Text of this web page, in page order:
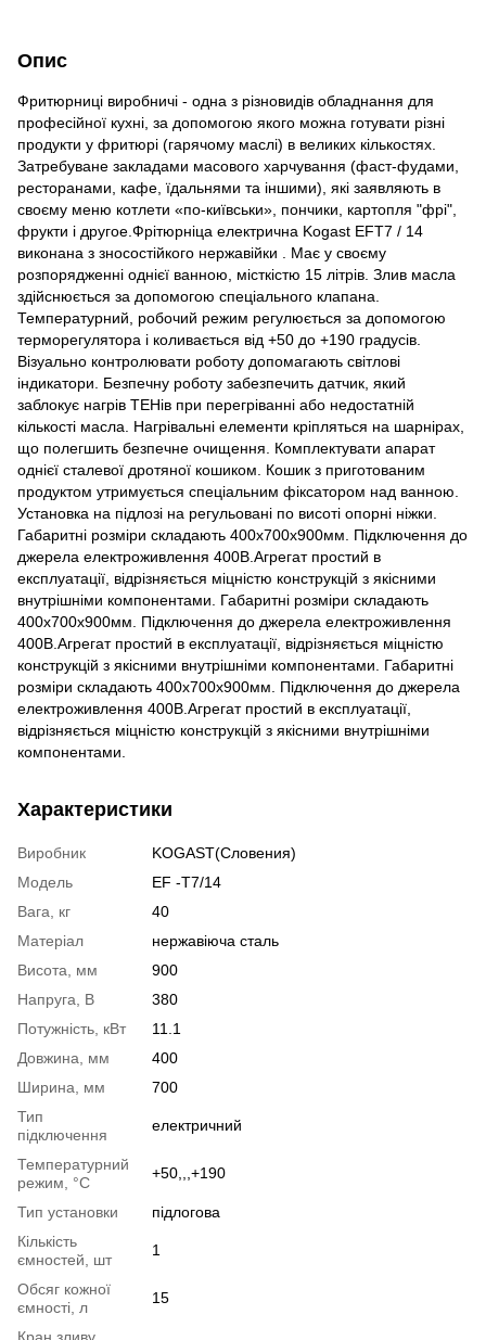
Опис
Фритюрниці виробничі - одна з різновидів обладнання для
професійної кухні, за допомогою якого можна готувати різні
продукти у фритюрі (гарячому маслі) в великих кількостях.
Затребуване закладами масового харчування (фаст-фудами,
ресторанами, кафе, їдальнями та іншими), які заявляють в
своєму меню котлети «по-київськи», пончики, картопля "фрі",
фрукти і другое.Фрітюрніца електрична Kogast EFT7 / 14
виконана з зносостійкого нержавійки . Має у своєму
розпорядженні однієї ванною, місткістю 15 літрів. Злив масла
здійснюється за допомогою спеціального клапана.
Температурний, робочий режим регулюється за допомогою
терморегулятора і коливається від +50 до +190 градусів.
Візуально контролювати роботу допомагають світлові
індикатори. Безпечну роботу забезпечить датчик, який
заблокує нагрів ТЕНів при перегріванні або недостатній
кількості масла. Нагрівальні елементи кріпляться на шарнірах,
що полегшить безпечне очищення. Комплектувати апарат
однієї сталевої дротяної кошиком. Кошик з приготованим
продуктом утримується спеціальним фіксатором над ванною.
Установка на підлозі на регульовані по висоті опорні ніжки.
Габаритні розміри складають 400х700х900мм. Підключення до
джерела електроживлення 400В.Агрегат простий в
експлуатації, відрізняється міцністю конструкцій з якісними
внутрішніми компонентами. Габаритні розміри складають
400х700х900мм. Підключення до джерела електроживлення
400В.Агрегат простий в експлуатації, відрізняється міцністю
конструкцій з якісними внутрішніми компонентами. Габаритні
розміри складають 400х700х900мм. Підключення до джерела
електроживлення 400В.Агрегат простий в експлуатації,
відрізняється міцністю конструкцій з якісними внутрішніми
компонентами.
Характеристики
Виробник
KOGAST(Словения)
Модель
EF -Т7/14
Вага, кг
40
Матеріал
нержавіюча сталь
Висота, мм
900
Напруга, В
380
Потужність, кВт
11.1
Довжина, мм
400
Ширина, мм
700
Тип
підключення
електричний
Температурний
режим, °C
+50,,,+190
Тип установки
підлогова
Кількість
ємностей, шт
1
Обсяг кожної
ємності, л
15